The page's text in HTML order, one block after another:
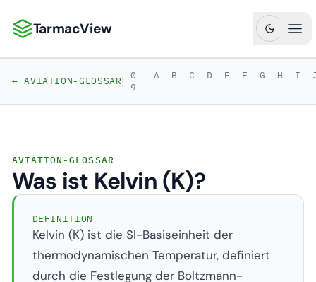
TarmacView: Präzisionsluftfahrtanalytik
TarmacView
← AVIATION-GLOSSAR| 0-
9
A B C D E F G H I
AVIATION-GLOSSAR
Was ist Kelvin (K)?
DEFINITION
Kelvin (K) ist die SI-Basiseinheit der
thermodynamischen Temperatur, definiert
durch die Festlegung der Boltzmann-